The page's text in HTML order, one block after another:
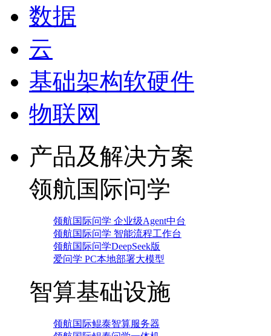
数据
云
基础架构软硬件
物联网
产品及解决方案
领航国际问学
领航国际问学 企业级Agent中台
领航国际问学 智能流程工作台
领航国际问学DeepSeek版
爱问学 PC本地部署大模型
智算基础设施
领航国际鲲泰智算服务器